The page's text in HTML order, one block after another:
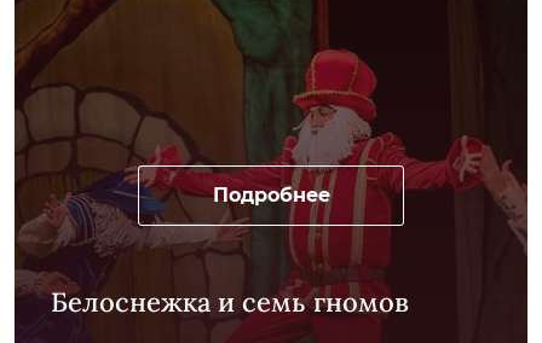
Подробнее
Белоснежка и семь гномов